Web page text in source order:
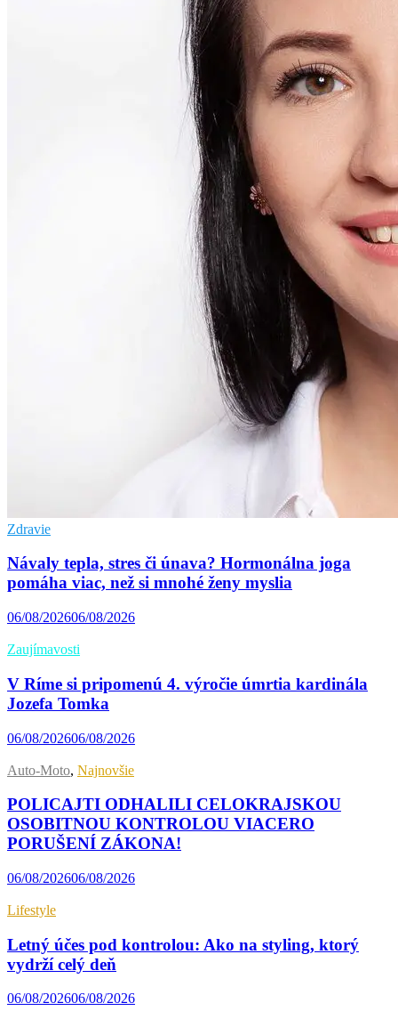
Zdravie
Návaly tepla, stres či únava? Hormonálna joga
pomáha viac, než si mnohé ženy myslia
06/08/202606/08/2026
Zaujímavosti
V Ríme si pripomenú 4. výročie úmrtia kardinála
Jozefa Tomka
06/08/202606/08/2026
Auto-Moto, Najnovšie
POLICAJTI ODHALILI CELOKRAJSKOU
OSOBITNOU KONTROLOU VIACERO
PORUŠENÍ ZÁKONA!
06/08/202606/08/2026
Lifestyle
Letný účes pod kontrolou: Ako na styling, ktorý
vydrží celý deň
06/08/202606/08/2026